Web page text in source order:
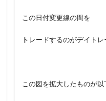
この日付変更線の間を
トレードするのがデイトレ
この図を拡大したものが以